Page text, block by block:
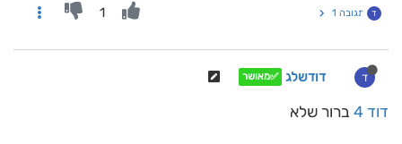
ד תגובה 1 1
ד דודשלג ✅מאושר
דוד 4 ברור שלא